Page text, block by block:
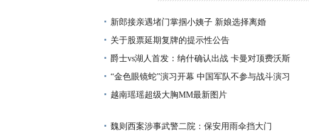
新郎接亲遇堵门掌掴小姨子 新娘选择离婚
关于股票延期复牌的提示性公告
爵士vs湖人首发：纳什确认出战 卡曼对顶费沃斯
“金色眼镜蛇”演习开幕 中国军队不参与战斗演习
越南瑶瑶超级大胸MM最新图片
魏则西案涉事武警二院：保安用雨伞挡大门